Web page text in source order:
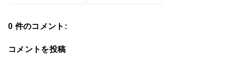
0 件のコメント:
コメントを投稿